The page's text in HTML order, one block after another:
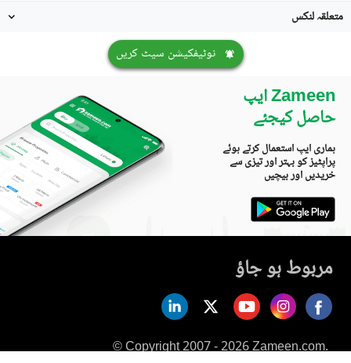
متعلقہ لنکس
نوٹیفکیشن سیٹ کریں
Zameen ایپ
حاصل کیجئے
ہماری ایپ استعمال کرتے ہوئے
پراپٹیز کو بہتر اور تیزی سے
خریدیں اور بیچیں
مربوط ہو جاؤ
© Copyright 2007 - 2026 Zameen.com.